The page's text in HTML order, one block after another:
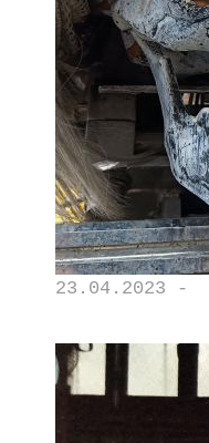
23.04.2023 -